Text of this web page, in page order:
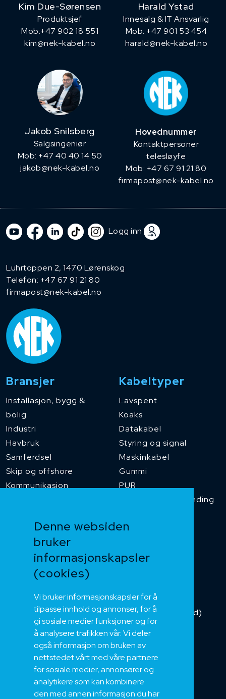
Denne websiden
bruker
informasjonskapsler
(cookies)
Vi bruker informasjonskapsler for å
tilpasse innhold og annonser, for å
gi sosiale medier funksjoner og for
å analysere trafikken vår. Vi deler
også informasjon om bruken av
nettstedet vårt med våre partnere
for sosiale medier, annonsører og
analytikere som kan kombinere
den med annen informasjon du har
Kim Due-Sørensen
Produktsjef
​Mob:+47 902 18 551
kim@nek-kabel.no
Harald Ystad
Innesalg & IT Ansvarlig
Mob: +47 901 53 454
harald@nek-kabel.no
Jakob Snilsberg
​Salgsingeniør
Mob: +47 40 40 14 50
jakob@nek-kabel.no
Hovednummer
Kontaktpersoner
telesløyfe
Mob: +47 67 91 21 80
firmapost@nek-kabel.no
Logg inn
Luhrtoppen 2, 1470 Lørenskog
Telefon: +47 67 91 21 80
firmapost@nek-kabel.no
Bransjer
Installasjon, bygg &
bolig
Industri
Havbruk
Samferdsel
Skip og offshore
Kommunikasjon
Kabeltyper
Lavspent
Koaks
Datakabel
Styring og signal
Maskinkabel
Gummi
PUR
Temperaturbestanding
Heis og kran
Kategorikabel
Installasjonskabel
Kombikabel (Hybrid)
DNV sertifisert
Tilbehør
Om oss
Bærekraft og Åpenhet